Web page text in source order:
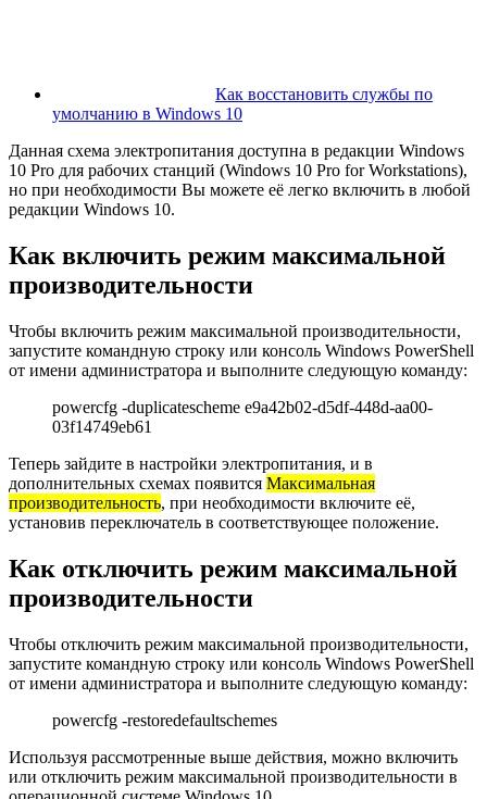
Как восстановить службы по
умолчанию в Windows 10
Данная схема электропитания доступна в редакции Windows
10 Pro для рабочих станций (Windows 10 Pro for Workstations),
но при необходимости Вы можете её легко включить в любой
редакции Windows 10.
Как включить режим максимальной
производительности
Чтобы включить режим максимальной производительности,
запустите командную строку или консоль Windows PowerShell
от имени администратора и выполните следующую команду:
powercfg -duplicatescheme e9a42b02-d5df-448d-aa00-
03f14749eb61
Теперь зайдите в настройки электропитания, и в
дополнительных схемах появится Максимальная
производительность, при необходимости включите её,
установив переключатель в соответствующее положение.
Как отключить режим максимальной
производительности
Чтобы отключить режим максимальной производительности,
запустите командную строку или консоль Windows PowerShell
от имени администратора и выполните следующую команду:
powercfg -restoredefaultschemes
Используя рассмотренные выше действия, можно включить
или отключить режим максимальной производительности в